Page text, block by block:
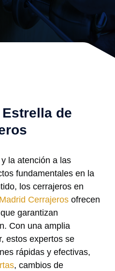
de
la atención a las
fundamentales en la
los cerrajeros en
Madrid Cerrajeros ofrecen
garantizan
Con una amplia
estos expertos se
rápidas y efectivas,
, cambios de